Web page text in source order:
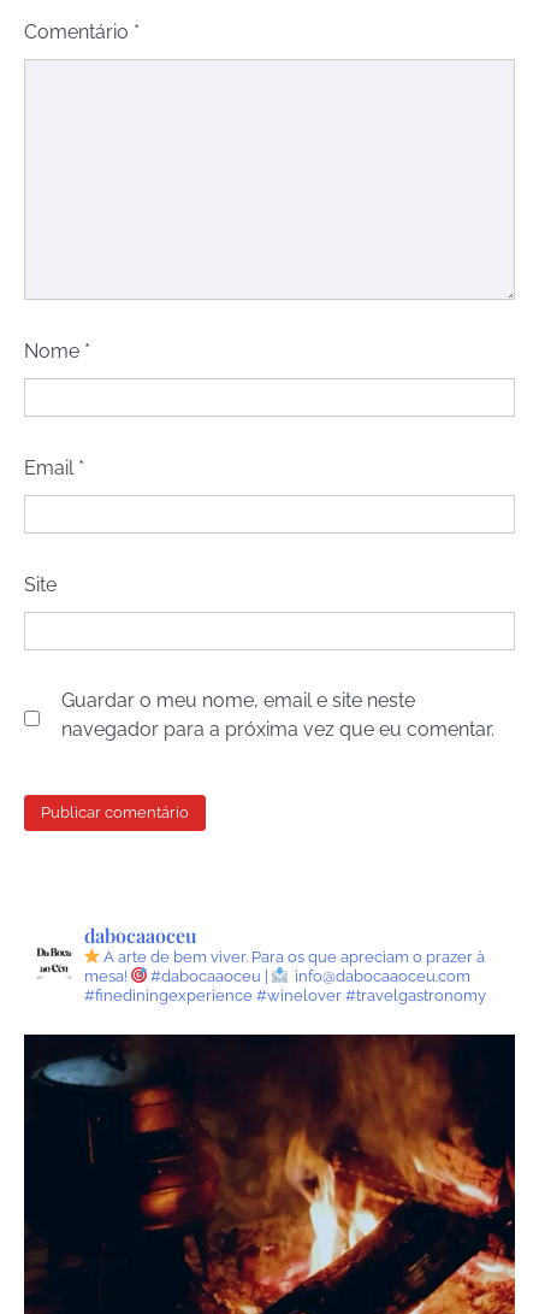
Comentário *
Nome *
Email *
Site
Guardar o meu nome, email e site neste
navegador para a próxima vez que eu comentar.
dabocaaoceu
A arte de bem viver. Para os que apreciam o prazer à
mesa!
#dabocaaoceu |
info@dabocaaoceu.com
#finediningexperience #winelover #travelgastronomy